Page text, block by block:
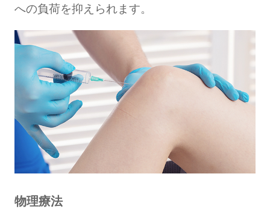
への負荷を抑えられます。
物理療法